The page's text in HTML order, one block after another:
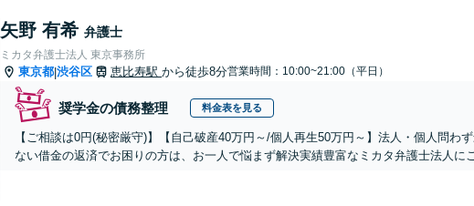
矢野 有希 弁護士
ミカタ弁護士法人 東京事務所
東京都|渋谷区 恵比寿駅 から徒歩8分営業時間：10:00~21:00（平日）
奨学金の債務整理 料金表を見る
【ご相談は0円(秘密厳守)】【自己破産40万円～/個人再生50万円～】法人・個人問わ
ない借金の返済でお困りの方は、お一人で悩まず解決実績豊富なミカタ弁護士法人に